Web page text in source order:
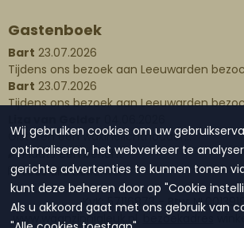
Gastenboek
Bart 23.07.2026
Tijdens ons bezoek aan Leeuwarden
Bart 23.07.2026
Tijdens ons bezoek aan Leeuwarden
Gisteren een waxinelichthouder...
Plaats een bericht
Lees alle berichten
KvK: 57116873 - Btw:
www.waanzinnigleuk.nl,
bezoekadres
Wij gebruiken cookies om uw
optimaliseren, het webverkeer te
gerichte advertenties te kunnen tonen
kunt deze beheren door op "Cookie
Als u akkoord gaat met ons gebruik van